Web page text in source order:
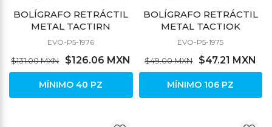
BOLÍGRAFO RETRÁCTIL
METAL TACTIRN
EVO-P5-1976
$131.00 MXN $126.06 MXN
MÍNIMO 40 PZ
BOLÍGRAFO RETRÁCTIL
METAL TACTIOK
EVO-P5-1975
$49.00 MXN $47.21 MXN
MÍNIMO 106 PZ